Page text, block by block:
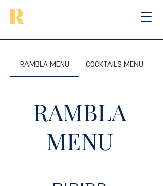
RAMBLA MENU COCKTAILS MENU
RAMBLA
MENU